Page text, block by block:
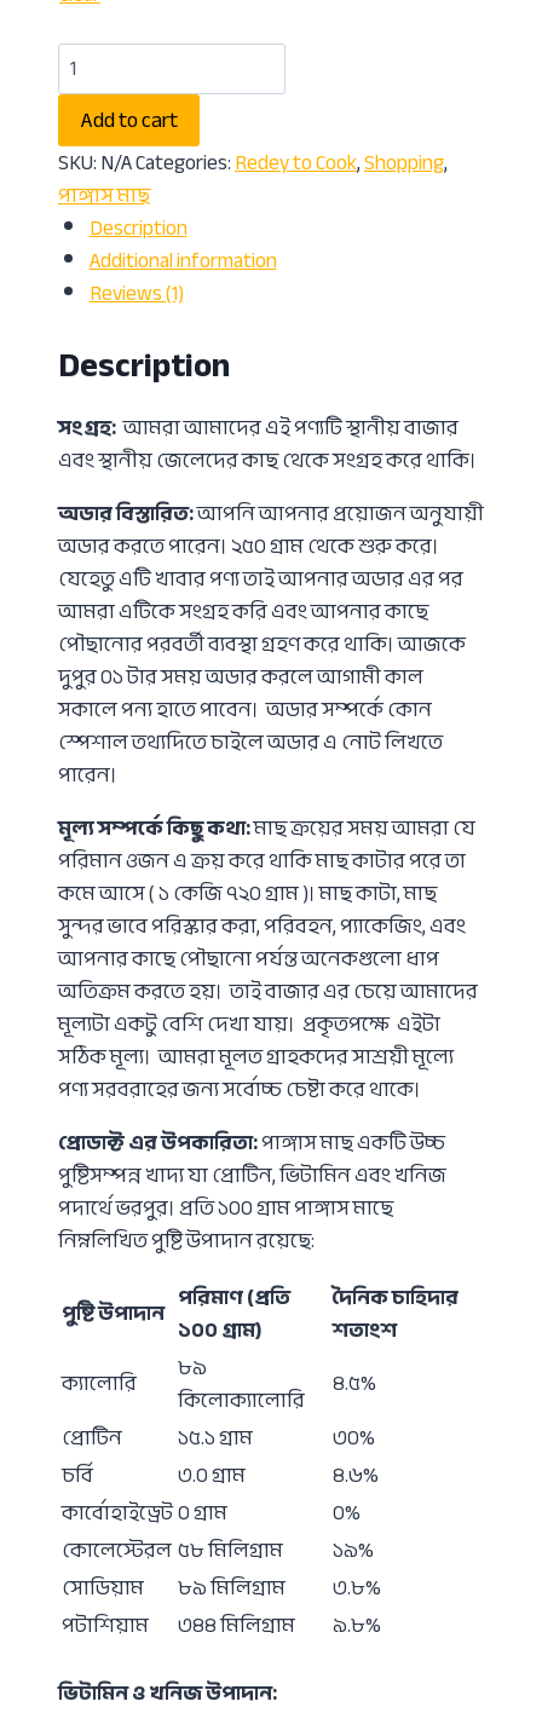
Add to cart
SKU:N/ACategories:Redey to Cook,Shopping,
পাঙ্গাস মাছ
Description
Additional information
Reviews (1)
Description
সংগ্রহ:আমরা আমাদের এই পণ্যটি স্থানীয় বাজার
এবং স্থানীয় জেলেদের কাছ থেকে সংগ্রহ করে থাকি।
অডার বিস্তারিত:আপনি আপনার প্রয়োজন অনুযায়ী
অডার করতে পারেন। ২৫০ গ্রাম থেকে শুরু করে।
যেহেতু এটি খাবার পণ্য তাই আপনার অডার এর পর
আমরা এটিকে সংগ্রহ করি এবং আপনার কাছে
পৌছানোর পরবর্তী ব্যবস্থা গ্রহণ করে থাকি। আজকে
দুপুর ০১ টার সময় অডার করলে আগামী কাল
সকালে পন্য হাতে পাবেন। অডার সম্পর্কে কোন
স্পেশাল তথ্যদিতে চাইলে অডার এ নোট লিখতে
পারেন।
মূল্য সম্পর্কে কিছু কথা:মাছ ক্রয়ের সময় আমরা যে
পরিমান ওজন এ ক্রয় করে থাকি মাছ কাটার পরে তা
কমে আসে ( ১ কেজি ৭২০ গ্রাম )। মাছ কাটা, মাছ
সুন্দর ভাবে পরিস্কার করা, পরিবহন, প্যাকেজিং, এবং
আপনার কাছে পৌছানো পর্যন্ত অনেকগুলো ধাপ
অতিক্রম করতে হয়। তাই বাজার এর চেয়ে আমাদের
মূল্যটা একটু বেশি দেখা যায়। প্রকৃতপক্ষে এইটা
সঠিক মূল্য। আমরা মূলত গ্রাহকদের সাশ্রয়ী মূল্যে
পণ্য সরবরাহের জন্য সর্বোচ্চ চেষ্টা করে থাকে।
প্রোডাক্ট এর উপকারিতা:পাঙ্গাস মাছ একটি উচ্চ
পুষ্টিসম্পন্ন খাদ্য যা প্রোটিন, ভিটামিন এবং খনিজ
পদার্থে ভরপুর। প্রতি ১০০ গ্রাম পাঙ্গাস মাছে
নিম্নলিখিত পুষ্টি উপাদান রয়েছে:
পুষ্টিউপাদান পরিমাণ(প্রতি
১০০গ্রাম)
দৈনিকচাহিদার
শতাংশ
ক্যালোরি
৮৯
কিলোক্যালোরি
৪.৫%
প্রোটিন
১৫.১ গ্রাম
৩০%
চর্বি
৩.০ গ্রাম
৪.৬%
কার্বোহাইড্রেট০ গ্রাম
০%
কোলেস্টেরল৫৮ মিলিগ্রাম
১৯%
সোডিয়াম
৮৯ মিলিগ্রাম
৩.৮%
পটাশিয়াম
৩৪৪ মিলিগ্রাম
৯.৮%
ভিটামিন ও খনিজ উপাদান: